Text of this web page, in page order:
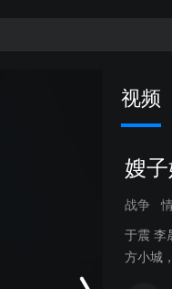
视频
嫂
战争
于震 李
方小城